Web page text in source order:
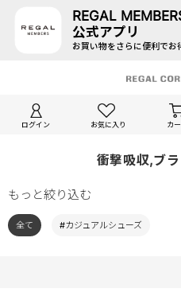
REGAL
公式アプリ
お買い物をさらに便利でお
ログイン お気に入り カ
衝撃吸収,ブ
もっと絞り込む
全て #カジュアルシューズ